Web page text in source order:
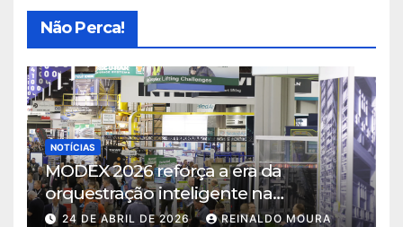
Não Perca!
NOTÍCIAS
MODEX 2026 reforça a era da
orquestração inteligente na
intralogística
24 DE ABRIL DE 2026 REINALDO MOURA